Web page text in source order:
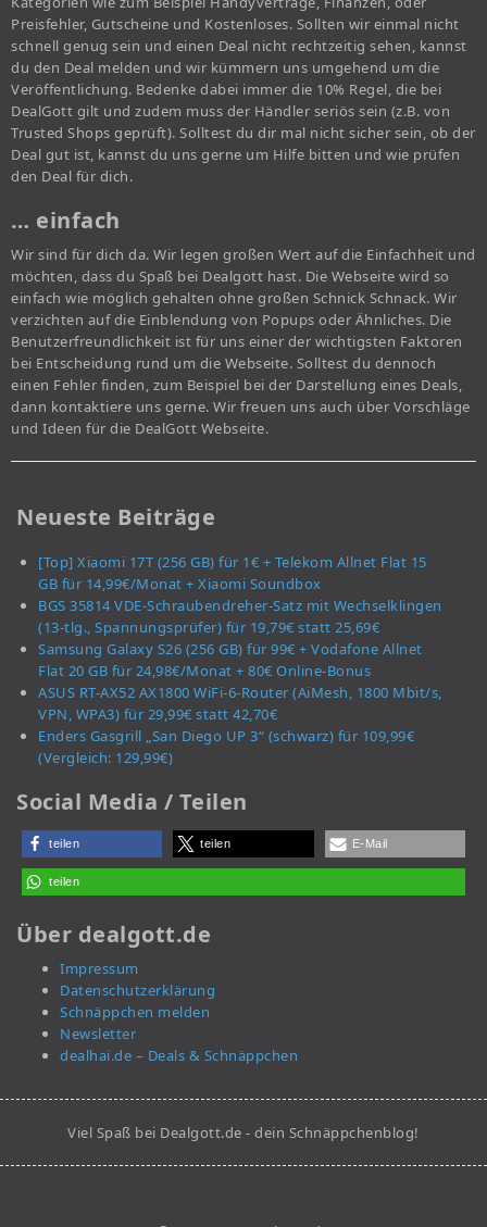
Preisfehler, Gutscheine und Kostenloses. Sollten wir einmal nicht
schnell genug sein und einen Deal nicht rechtzeitig sehen, kannst
du den Deal melden und wir kümmern uns umgehend um die
Veröffentlichung. Bedenke dabei immer die 10% Regel, die bei
DealGott gilt und zudem muss der Händler seriös sein (z.B. von
Trusted Shops geprüft). Solltest du dir mal nicht sicher sein, ob der
Deal gut ist, kannst du uns gerne um Hilfe bitten und wie prüfen
den Deal für dich.
… einfach
Wir sind für dich da. Wir legen großen Wert auf die Einfachheit und
möchten, dass du Spaß bei Dealgott hast. Die Webseite wird so
einfach wie möglich gehalten ohne großen Schnick Schnack. Wir
verzichten auf die Einblendung von Popups oder Ähnliches. Die
Benutzerfreundlichkeit ist für uns einer der wichtigsten Faktoren
bei Entscheidung rund um die Webseite. Solltest du dennoch
einen Fehler finden, zum Beispiel bei der Darstellung eines Deals,
dann kontaktiere uns gerne. Wir freuen uns auch über Vorschläge
und Ideen für die DealGott Webseite.
Neueste Beiträge
[Top] Xiaomi 17T (256 GB) für 1€ + Telekom Allnet Flat 15
GB für 14,99€/Monat + Xiaomi Soundbox
BGS 35814 VDE-Schraubendreher-Satz mit Wechselklingen
(13-tlg., Spannungsprüfer) für 19,79€ statt 25,69€
Samsung Galaxy S26 (256 GB) für 99€ + Vodafone Allnet
Flat 20 GB für 24,98€/Monat + 80€ Online-Bonus
ASUS RT-AX52 AX1800 WiFi-6-Router (AiMesh, 1800 Mbit/s,
VPN, WPA3) für 29,99€ statt 42,70€
Enders Gasgrill „San Diego UP 3“ (schwarz) für 109,99€
(Vergleich: 129,99€)
Social Media / Teilen
teilen teilen E-Mail
teilen
Über dealgott.de
Impressum
Datenschutzerklärung
Schnäppchen melden
Newsletter
dealhai.de – Deals & Schnäppchen
Viel Spaß bei Dealgott.de - dein Schnäppchenblog!